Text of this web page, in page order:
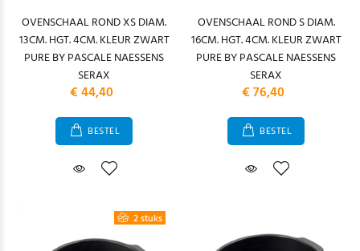
OVENSCHAAL ROND XS DIAM.
13CM. HGT. 4CM. KLEUR ZWART
PURE BY PASCALE NAESSENS
SERAX
€ 44,40
BESTEL
OVENSCHAAL ROND S DIAM.
16CM. HGT. 4CM. KLEUR ZWART
PURE BY PASCALE NAESSENS
SERAX
€ 76,40
BESTEL
2 stuks